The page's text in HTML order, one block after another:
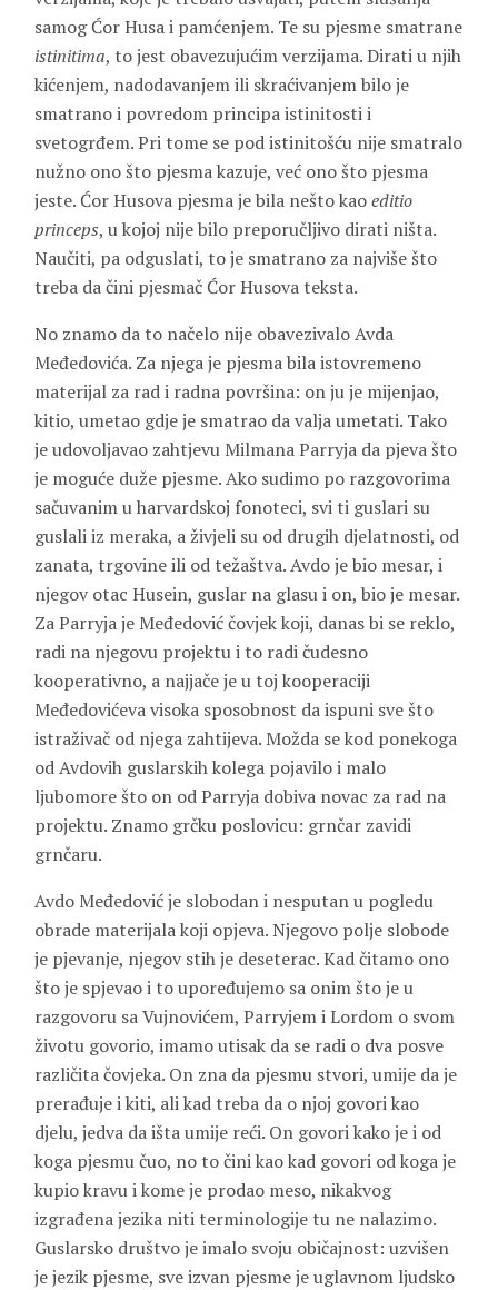
samog Ćor Husa i pamćenjem. Te su pjesme smatrane
istinitima, to jest obavezujućim verzijama. Dirati u njih
kićenjem, nadodavanjem ili skraćivanjem bilo je
smatrano i povredom principa istinitosti i
svetogrđem. Pri tome se pod istinitošću nije smatralo
nužno ono što pjesma kazuje, već ono što pjesma
jeste. Ćor Husova pjesma je bila nešto kaoeditio
princeps, u kojoj nije bilo preporučljivo dirati ništa.
Naučiti, pa odguslati, to je smatrano za najviše što
treba da čini pjesmač Ćor Husova teksta.
No znamo da to načelo nije obavezivalo Avda
Međedovića. Za njega je pjesma bila istovremeno
materijal za rad i radna površina: on ju je mijenjao,
kitio, umetao gdje je smatrao da valja umetati. Tako
je udovoljavao zahtjevu Milmana Parryja da pjeva što
je moguće duže pjesme. Ako sudimo po razgovorima
sačuvanim u harvardskoj fonoteci, svi ti guslari su
guslali iz meraka, a živjeli su od drugih djelatnosti, od
zanata, trgovine ili od težaštva. Avdo je bio mesar, i
njegov otac Husein, guslar na glasu i on, bio je mesar.
Za Parryja je Međedović čovjek koji, danas bi se reklo,
radi na njegovu projektu i to radi čudesno
kooperativno, a najjače je u toj kooperaciji
Međedovićeva visoka sposobnost da ispuni sve što
istraživač od njega zahtijeva. Možda se kod ponekoga
od Avdovih guslarskih kolega pojavilo i malo
ljubomore što on od Parryja dobiva novac za rad na
projektu. Znamo grčku poslovicu: grnčar zavidi
grnčaru.
Avdo Međedović je slobodan i nesputan u pogledu
obrade materijala koji opjeva. Njegovo polje slobode
je pjevanje, njegov stih je deseterac. Kad čitamo ono
što je spjevao i to upoređujemo sa onim što je u
razgovoru saVujnovićem, Parryjem iLordom o svom
životu govorio, imamo utisak da se radi o dva posve
različita čovjeka. On zna da pjesmu stvori, umije da je
prerađuje i kiti, ali kad treba da o njoj govori kao
djelu, jedva da išta umije reći. On govori kako je i od
koga pjesmu čuo, no to čini kao kad govori od koga je
kupio kravu i kome je prodao meso, nikakvog
izgrađena jezika niti terminologije tu ne nalazimo.
Guslarsko društvo je imalo svoju običajnost: uzvišen
je jezik pjesme, sve izvan pjesme je uglavnom ljudsko